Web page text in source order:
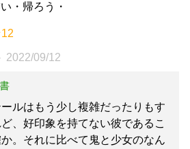
・帰ろう・
2022/09/12
ルはもう少し複雑だったりもす
、好印象を持てない彼であるこ
。それに比べて鬼と少女のなん